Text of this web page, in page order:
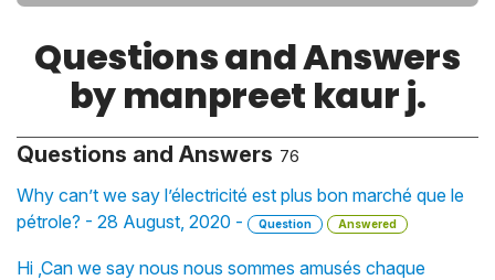
Questions and Answers
by manpreet kaur j.
Questions and Answers 76
Why can’t we say l’électricité est plus bon marché que le
pétrole? - 28 August, 2020 -
Question Answered
Hi ,Can we say nous nous sommes amusés chaque